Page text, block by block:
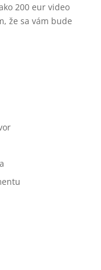
200 eur video
že sa vám bude